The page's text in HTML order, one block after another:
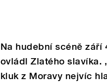
Na hudební scéně září
ovládl Zlatého slavíka.
kluk z Moravy nejvíc